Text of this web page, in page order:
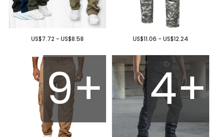
US$7.72 - US$8.58 US$11.06 - US$12.24
9+ 4+